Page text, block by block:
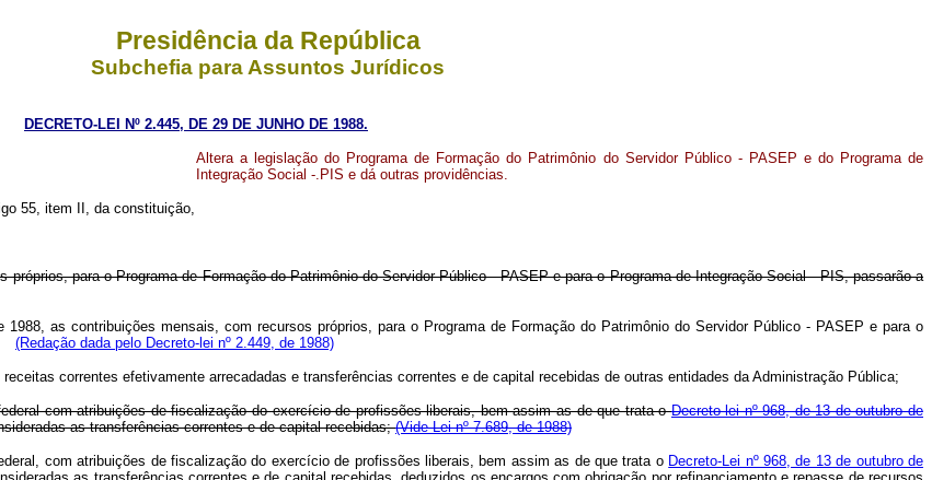
Presidência da República
Subchefia para Assuntos Jurídicos
DECRETO-LEI Nº 2.445, DE 29 DE JUNHO DE 1988.
Altera a legislação do Programa de Formação do Patrimônio do Servidor Público - PASEP e do Programa de
Integração Social -.PIS e dá outras providências.
55, item II, da constituição,
para o Programa de Formação do Patrimônio do Servidor Público - PASEP e para o Programa de Integração Social - PIS, passarão a
as contribuições mensais, com recursos próprios, para o Programa de Formação do Patrimônio do Servidor Público - PASEP e para o
(Redação dada pelo Decreto-lei nº 2.449, de 1988)
correntes efetivamente arrecadadas e transferências correntes e de capital recebidas de outras entidades da Administração Pública;
com atribuições de fiscalização do exercício de profissões liberais, bem assim as de que trata oDecreto-lei nº 968, de 13 de outubro de
as transferências correntes e de capital recebidas;(Vide Lei nº 7.689, de 1988)
com atribuições de fiscalização do exercício de profissões liberais, bem assim as de que trata o Decreto-Lei nº 968, de 13 de outubro de